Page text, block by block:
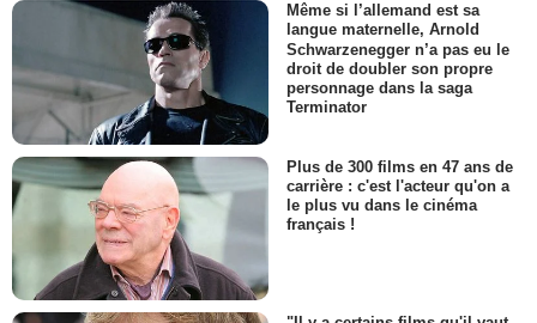
Même si l’allemand est sa
langue maternelle, Arnold
Schwarzenegger n’a pas eu le
droit de doubler son propre
personnage dans la saga
Terminator
Plus de 300 films en 47 ans de
carrière : c'est l'acteur qu'on a
le plus vu dans le cinéma
français !